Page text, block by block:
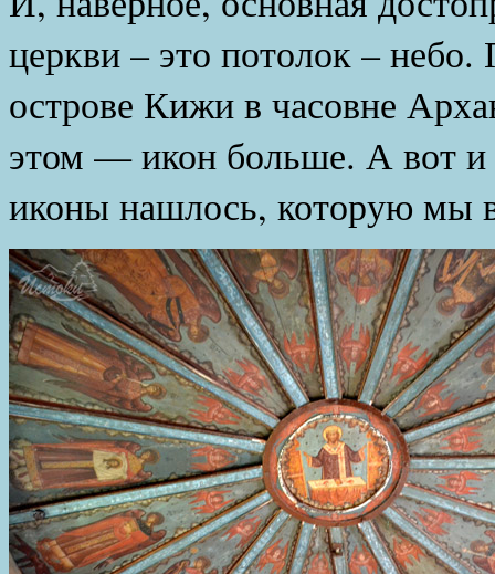
церкви – это потолок –
острове Кижи в часовне
этом — икон больше. А вот и
иконы нашлось, которую мы